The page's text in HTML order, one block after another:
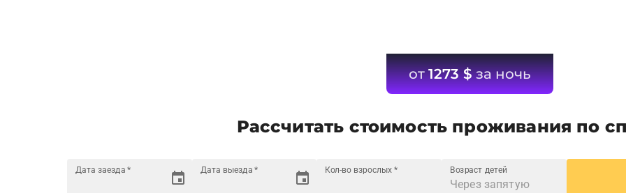
от1273 $за ночь
Рассчитать стоимость проживания по
Дата заезда * Дата выезда * Кол-во взрослых * Возраст детей